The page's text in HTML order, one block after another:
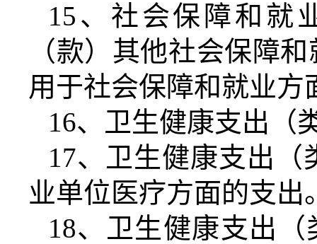
15 、社会保障和就
（款）其他社会保障
用于社会保障和就业方
16、卫生健康支出（
17、卫生健康支出（
业单位医疗方面的支出
18、卫生健康支出